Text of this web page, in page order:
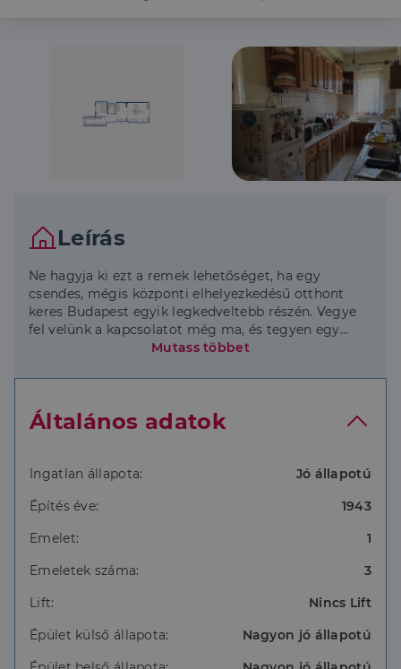
Leírás
Ne hagyja ki ezt a remek lehetőséget, ha egy
csendes, mégis központi elhelyezkedésű otthont
keres Budapest egyik legkedveltebb részén. Vegye
fel velünk a kapcsolatot még ma, és tegyen egy
lépést az új otthona felé!
A lakóközösség kedves és barátságos, a közös tér
lehetőséget biztosít a szomszédokkal való
jól szigetelt ablakoknak és a gazdaságos fűtési
vezetékek is korszerűsítésre kerültek, ezzel növelve
az otthon biztonságát és energiahatékonyságát.
Az ingatlan magában foglal egy 2 négyzetméteres
Mutass többet
Általános adatok
Ingatlan állapota:
Jó állapotú
Építés éve:
1943
Emelet:
1
Emeletek száma:
3
Lift:
Nincs Lift
Épület külső állapota:
Nagyon jó állapotú